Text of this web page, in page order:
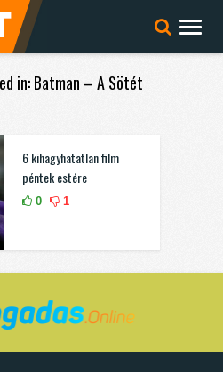
in: Batman – A Sötét
6 kihagyhatatlan film
péntek estére
0 1